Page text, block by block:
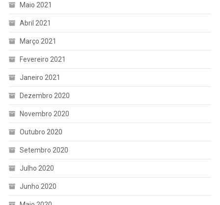
Maio 2021
Abril 2021
Março 2021
Fevereiro 2021
Janeiro 2021
Dezembro 2020
Novembro 2020
Outubro 2020
Setembro 2020
Julho 2020
Junho 2020